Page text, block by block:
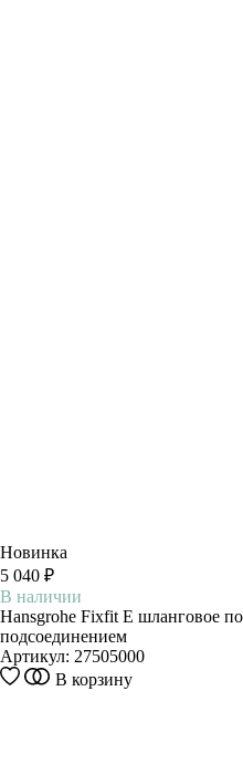
Новинка
5 040 ₽
В наличии
Hansgrohe Fixfit E шланговое
подсоединением
Артикул: 27505000
В корзину